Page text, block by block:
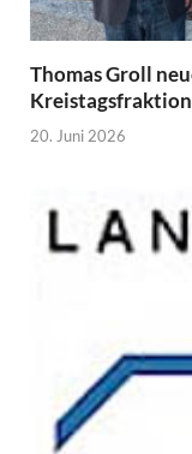
Thomas Groll
Kreistagsfraktion
20. Juni 2026